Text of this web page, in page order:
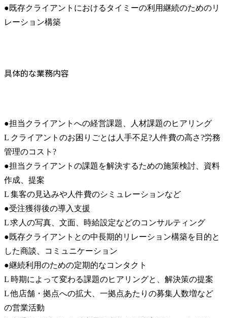
●既存クライアントにおけるタイミーの利用継続のためのリ
レーション構築
具体的な業務内容
●担当クライアントへの経営課題、人材課題のヒアリング
L クライアントのお困りごとは人手不足?人件費の高さ?労務
管理のコスト?
●担当クライアントの課題を解決するための施策検討、資料
作成、提案
L 集客の見込みや人件費のシミュレーションなど
●受注獲得後の導入支援
L 求人の写真、文面、時給設定などのコンサルティング
●既存クライアントとの中長期的リレーション構築を目的と
した商談、コミュニケーション
●継続利用のための定期的なコンタクト
L 時期によって変わる課題のヒアリングと、解決策の提案
L 他店舗・拠点への拡大、一拠点あたりの募集人数増など
の営業活動